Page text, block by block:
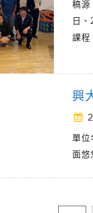
稿源
日
課程
興
單位
面悠